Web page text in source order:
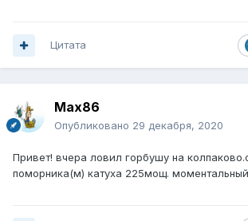
Цитата
Max86
Опубликовано 29 декабря, 2020
Привет! вчера ловил горбушу на
поморника(м) катуха 225мощ.